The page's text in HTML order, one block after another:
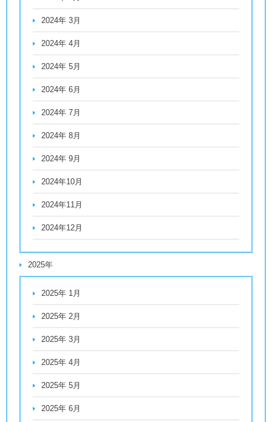
2024年 3月
2024年 4月
2024年 5月
2024年 6月
2024年 7月
2024年 8月
2024年 9月
2024年10月
2024年11月
2024年12月
2025年
2025年 1月
2025年 2月
2025年 3月
2025年 4月
2025年 5月
2025年 6月